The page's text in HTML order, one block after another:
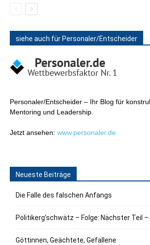
siehe auch für Personaler/Entscheider
Personaler/Entscheider – Ihr Blog für
Mentoring und Leadership.
Jetzt ansehen: www.personaler.de
Neueste Beiträge
Die Falle des falschen Anfangs
Politikerg’schwätz – Folge: Nächster Teil –
Göttinnen, Geächtete, Gefallene